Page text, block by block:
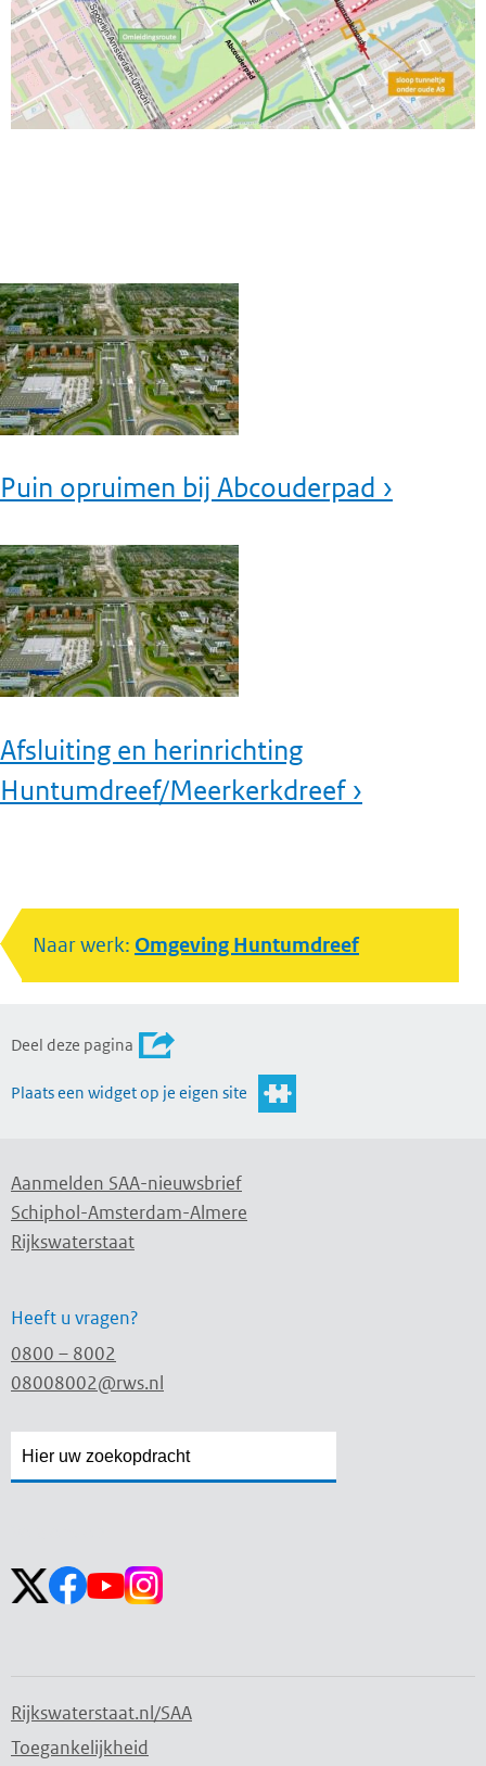
Puin opruimen bij Abcouderpad ›
Afsluiting en herinrichting
Huntumdreef/Meerkerkdreef ›
Naar werk: Omgeving Huntumdreef
Deel deze pagina
Plaats een widget op je eigen site
Aanmelden SAA-nieuwsbrief
Schiphol-Amsterdam-Almere
Rijkswaterstaat
Heeft u vragen?
0800 – 8002
08008002@rws.nl
Rijkswaterstaat.nl/SAA
Toegankelijkheid